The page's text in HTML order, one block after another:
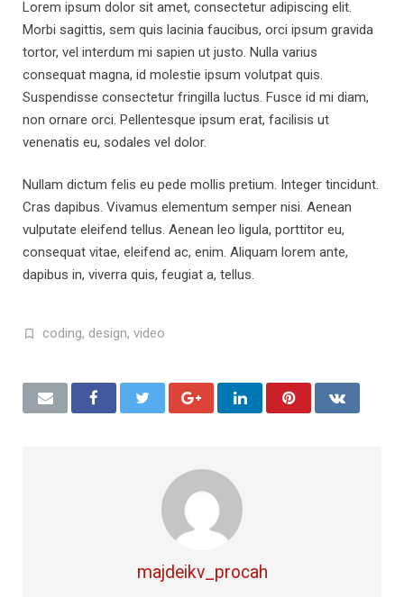
Lorem ipsum dolor sit amet, consectetur adipiscing elit.
Morbi sagittis, sem quis lacinia faucibus, orci ipsum gravida
tortor, vel interdum mi sapien ut justo. Nulla varius
consequat magna, id molestie ipsum volutpat quis.
Suspendisse consectetur fringilla luctus. Fusce id mi diam,
non ornare orci. Pellentesque ipsum erat, facilisis ut
venenatis eu, sodales vel dolor.
Nullam dictum felis eu pede mollis pretium. Integer tincidunt.
Cras dapibus. Vivamus elementum semper nisi. Aenean
vulputate eleifend tellus. Aenean leo ligula, porttitor eu,
consequat vitae, eleifend ac, enim. Aliquam lorem ante,
dapibus in, viverra quis, feugiat a, tellus.
coding, design, video
majdeikv_procah